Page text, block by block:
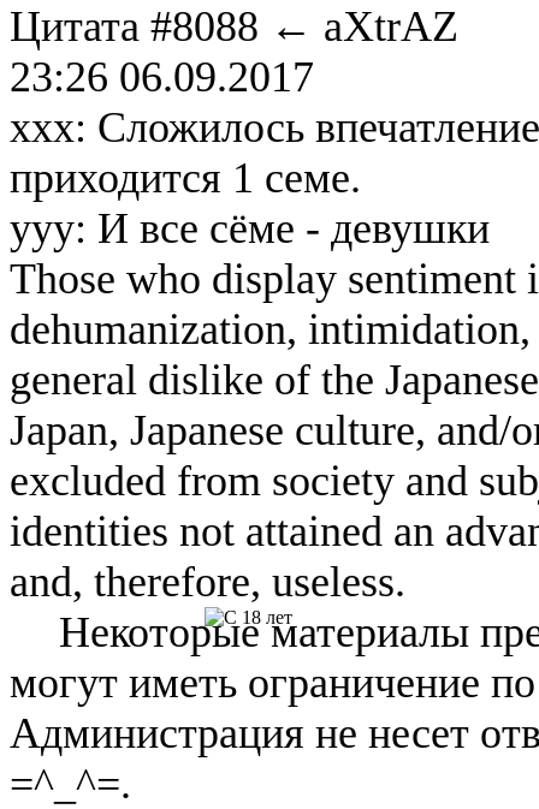
Цитата #8088 ← aXtrAZ
23:26 06.09.2017
xxx: Сложилось
приходится 1 семе.
yyy: И все сёме - девушки
Those who display
dehumanization,
general dislike of the
Japan, Japanese culture, and/
excluded from society and
identities not attained an
and, therefore, useless.
Некоторые материалы
могут иметь ограничение
Администрация не несет
=^_^=.